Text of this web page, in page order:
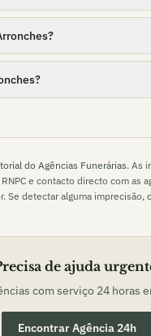
do Agências Funerárias. As
e contacto directo com as
Se detectar alguma imprecisão,
de ajuda
com serviço 24 horas
Encontrar Agência 24h